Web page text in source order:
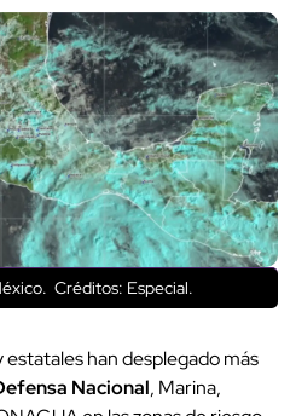
Créditos: Especial.
han desplegado más
Nacional, Marina,